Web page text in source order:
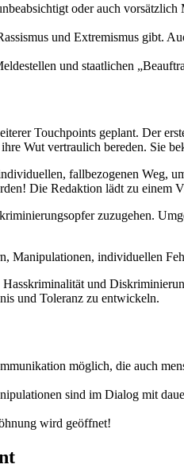
oder auch
und Extremismus gibt.
und staatlichen
Touchpoints geplant. Der
Wut vertraulich bereden. Sie
fallbezogenen Weg,
Die Redaktion lädt zu
zuzugehen.
individuellen
und
und Toleranz zu entwickeln.
möglich, die auch
sind im Dialog mit
wird geöffnet!